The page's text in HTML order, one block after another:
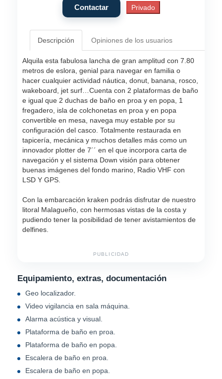
Descripción Opiniones de los usuarios
Alquila esta fabulosa lancha de gran amplitud con 7.80
metros de eslora, genial para navegar en familia o
hacer cualquier actividad náutica, donut, banana, rosco,
wakeboard, jet surf…Cuenta con 2 plataformas de baño
e igual que 2 duchas de baño en proa y en popa, 1
fregadero, isla de colchonetas en proa y en popa
convertible en mesa, navega muy estable por su
configuración del casco. Totalmente restaurada en
tapicería, mecánica y muchos detalles más como un
innovador plotter de 7´´ en el que incorpora carta de
navegación y el sistema Down visión para obtener
buenas imágenes del fondo marino, Radio VHF con
LSD Y GPS.
Con la embarcación kraken podrás disfrutar de nuestro
litoral Malagueño, con hermosas vistas de la costa y
pudiendo tener la posibilidad de tener avistamientos de
delfines.
PUBLICIDAD
Equipamiento, extras, documentación
Geo localizador.
Video vigilancia en sala máquina.
Alarma acústica y visual.
Plataforma de baño en proa.
Plataforma de baño en popa.
Escalera de baño en proa.
Escalera de baño en popa.